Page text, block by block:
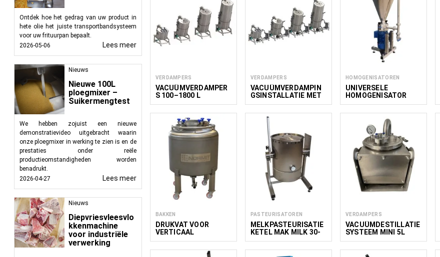
Ontdek hoe het gedrag van uw product in
hete olie het juiste transportbandsysteem
voor uw frituurpan bepaalt.
2026-05-06
Lees meer
Nieuws
Nieuwe 100L
ploegmixer –
Suikermengtest
We hebben zojuist een nieuwe
demonstratievideo uitgebracht waarin
onze ploegmixer in werking te zien is en de
prestaties onder reële
productieomstandigheden worden
benadrukt.
2026-04-27
Lees meer
Nieuws
Diepvriesvleesvlo
kkenmachine
voor industriële
verwerking
VERDAMPERS
VACUÜMVERDAMPER
S 100–1800 L
VERDAMPERS
VACUÜMVERDAMPIN
GSINSTALLATIE MET
CIRCULATIE 100 -
HOMOGENISATOREN
UNIVERSELE
HOMOGENISATOR
AHU 10
BAKKEN
DRUKVAT VOOR
VERTICAAL
PRODUCTTRANSPOR
PASTEURISATOREN
MELKPASTEURISATIE
KETEL MAK MILK 30-
100 L
VERDAMPERS
VACUÜMDESTILLATIE
SYSTEEM MINI 5L